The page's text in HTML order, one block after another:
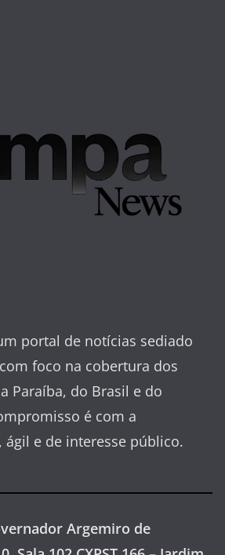
portal de notícias sediado
foco na cobertura dos
Paraíba, do Brasil e do
é com a
e de interesse público.
Argemiro de